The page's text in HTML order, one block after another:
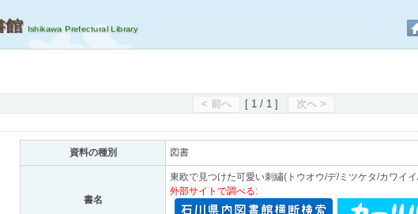
館
< 前へ [ 1 / 1 ] 次へ >
資料の種別 図書
書名
東欧で見つけた可愛い刺繡(トウオウ/デ/ミツケタ/カワイ
外部サイトで調べる: